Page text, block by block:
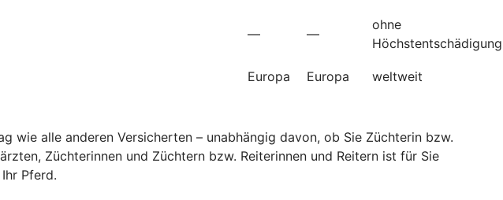
— —
ohne
Höchstentschädigung
Europa Europa weltweit
wie alle anderen Versicherten – unabhängig davon, ob Sie Züchterin bzw.
Züchterinnen und Züchtern bzw. Reiterinnen und Reitern ist für Sie
Pferd.